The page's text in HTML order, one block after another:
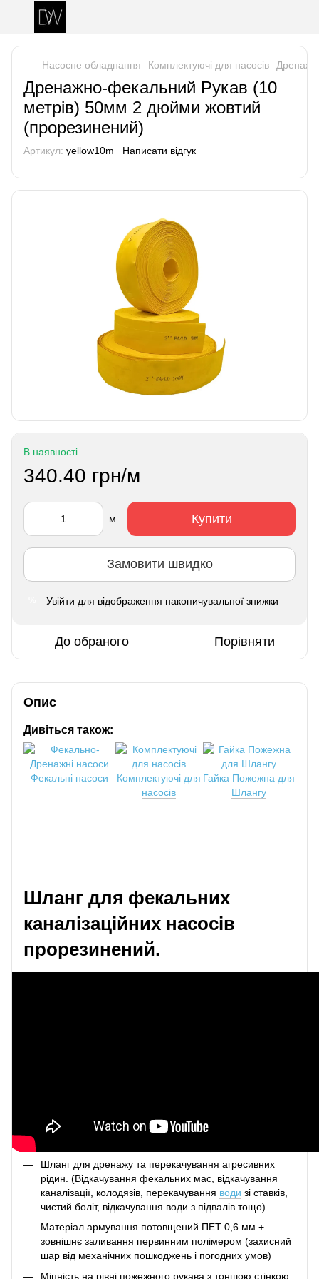
Насосне обладнання Комплектуючі для насосів
Дренажно-фекальний Рукав (10
метрів) 50мм 2 дюйми жовтий
(прорезинений)
Артикул: yellow10m Написати відгук
В наявності
340.40 грн/м
м Купити
Замовити швидко
Увійти для відображення накопичувальної знижки
До обраного Порівняти
Опис
Дивіться також:
Фекальні насоси
Комплектуючі для
насосів
Гайка Пожежна для
Шлангу
Шланг для фекальних
каналізаційних насосів
прорезинений.
Шланг для дренажу та перекачування агресивних
рідин. (Відкачування фекальних мас, відкачування
каналізації, колодязів, перекачування води зі ставків,
чистий боліт, відкачування води з підвалів тощо)
Матеріал армування потовщений ПЕТ 0,6 мм +
зовнішнє заливання первинним полімером (захисний
шар від механічних пошкоджень і погодних умов)
Міцність на рівні пожежного рукава з тоншою стінкою,